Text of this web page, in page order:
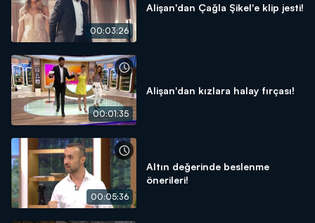
00:03:26
Alişan'dan Çağla Şikel'e klip jesti!
00:01:35
Alişan'dan kızlara halay fırçası!
00:05:36
Altın değerinde beslenme
önerileri!